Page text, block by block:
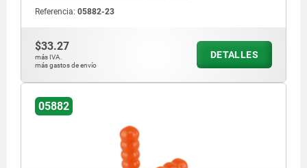
Referencia: 05882-23
$33.27
más IVA.
más gastos de envío
DETALLES
05882